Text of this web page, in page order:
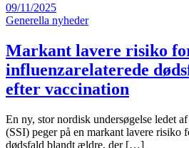
09/11/2025
Generella nyheder
Markant lavere risiko
influenzarelaterede
efter vaccination
En ny, stor nordisk undersøgelse ledet
(SSI) peger på en markant lavere risiko
dødsfald blandt ældre, der […]